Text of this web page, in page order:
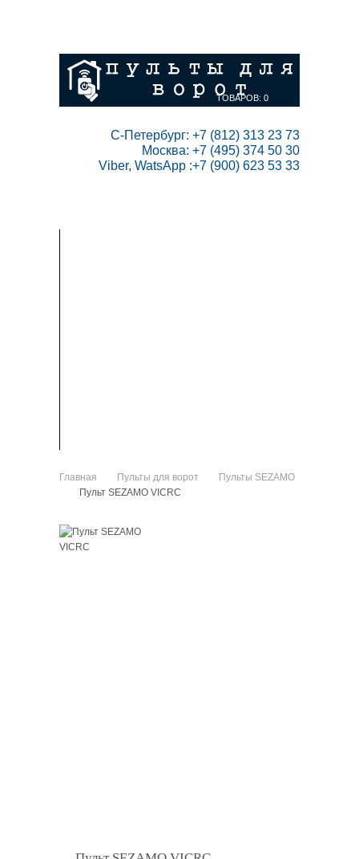
ТОВАРОВ: 0
Москва: +7 (495) 374 50 30
Viber, WatsApp :+7 (900) 623 53 33
Главная
>
Пульты для ворот
Пульты SEZAMO
Пульт SEZAMO VICRC